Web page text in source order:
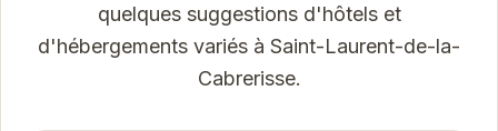
quelques suggestions d'hôtels et
d'hébergements variés à Saint-Laurent-de-la-
Cabrerisse.